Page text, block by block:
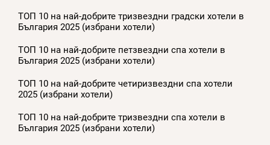
ТОП 10 на най-добрите тризвездни градски хотели в
България 2025 (избрани хотели)
ТОП 10 на най-добрите петзвездни спа хотели в
България 2025 (избрани хотели)
ТОП 10 на най-добрите четиризвездни спа хотели
2025 (избрани хотели)
ТОП 10 на най-добрите тризвездни спа хотели в
България 2025 (избрани хотели)